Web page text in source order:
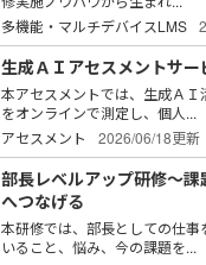
多機能・マルチデバイスLMS
生成ＡＩアセスメントサー
本アセスメントでは、生成ＡＩ
をオンラインで測定し、個人...
アセスメント
2026/06/18更新
部長レベルアップ研修～
へつなげる
本研修では、部長としての仕事
いること、悩み、今の課題を...